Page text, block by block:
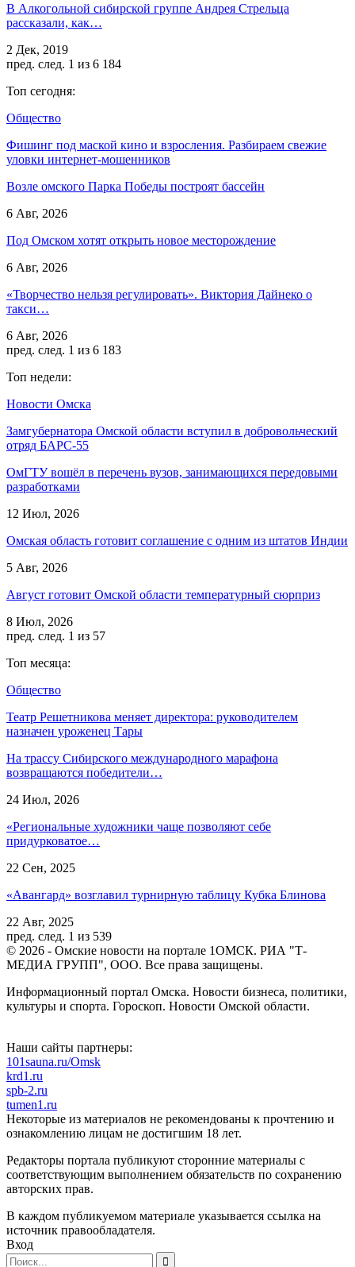
В Алкогольной сибирской группе Андрея Стрельца
рассказали, как…
2 Дек, 2019
пред. след. 1 из 6 184
Топ сегодня:
Общество
Фишинг под маской кино и взросления. Разбираем свежие
уловки интернет-мошенников
Возле омского Парка Победы построят бассейн
6 Авг, 2026
Под Омском хотят открыть новое месторождение
6 Авг, 2026
«Творчество нельзя регулировать». Виктория Дайнеко о
такси…
6 Авг, 2026
пред. след. 1 из 6 183
Топ недели:
Новости Омска
Замгубернатора Омской области вступил в добровольческий
отряд БАРС-55
ОмГТУ вошёл в перечень вузов, занимающихся передовыми
разработками
12 Июл, 2026
Омская область готовит соглашение с одним из штатов Индии
5 Авг, 2026
Август готовит Омской области температурный сюрприз
8 Июл, 2026
пред. след. 1 из 57
Топ месяца:
Общество
Театр Решетникова меняет директора: руководителем
назначен уроженец Тары
На трассу Сибирского международного марафона
возвращаются победители…
24 Июл, 2026
«Региональные художники чаще позволяют себе
придурковатое…
22 Сен, 2025
«Авангард» возглавил турнирную таблицу Кубка Блинова
22 Авг, 2025
пред. след. 1 из 539
© 2026 - Омские новости на портале 1ОМСК. РИА "Т-
МЕДИА ГРУПП", ООО. Все права защищены.
Информационный портал Омска. Новости бизнеса, политики,
культуры и спорта. Гороскоп. Новости Омской области.
Наши сайты партнеры:
101sauna.ru/Omsk
krd1.ru
spb-2.ru
tumen1.ru
Некоторые из материалов не рекомендованы к прочтению и
ознакомлению лицам не достигшим 18 лет.
Редакторы портала публикуют сторонние материалы с
соответствующим выполнением обязательств по сохранению
авторских прав.
В каждом публикуемом материале указывается ссылка на
источник правообладателя.
Вход